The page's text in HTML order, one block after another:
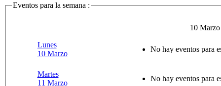
Eventos para la semana :
10
Lunes
10 Marzo
No hay eventos para
Martes
11 Marzo
No hay eventos para